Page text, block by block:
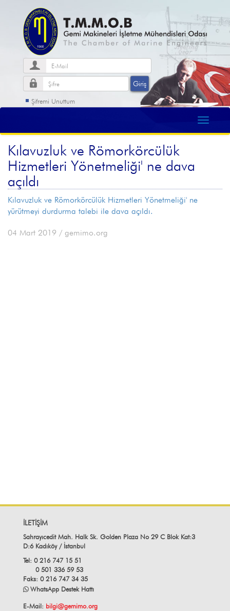
Şifremi Unuttum
Kılavuzluk ve Römorkörcülük
Hizmetleri Yönetmeliği' ne dava
açıldı
Kılavuzluk ve Römorkörcülük Hizmetleri Yönetmeliği' ne
yürütmeyi durdurma talebi ile dava açıldı.
04 Mart 2019 / gemimo.org
İLETİŞİM
Sahrayıcedit Mah. Halk Sk. Golden Plaza No 29 C Blok Kat:3
D:6 Kadıköy / İstanbul
Tel: 0 216 747 15 51
0 501 336 59 53
Faks: 0 216 747 34 35
WhatsApp Destek Hattı
E-Mail: bilgi@gemimo.org